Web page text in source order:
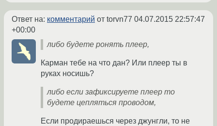
Ответ на: комментарий от torvn77 04.07.2015 22:57:47
+00:00
либо будете ронять плеер,
Карман тебе на что дан? Или плеер ты в
руках носишь?
либо если зафиксируете плеер то
будете цепляться проводом,
Если продираешься через джунгли, то не